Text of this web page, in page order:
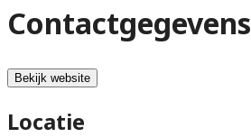
Contactgegevens
Bekijk website
Locatie